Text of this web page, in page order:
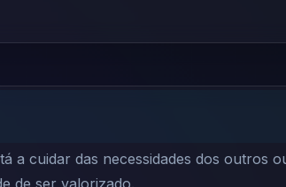
a cuidar das necessidades dos outros
de ser valorizado.